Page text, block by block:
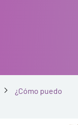
¿Cómo puedo